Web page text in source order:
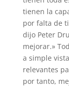
tienen la
por falta de
dijo Peter
mejorar.»
a simple
relevantes
por tanto,